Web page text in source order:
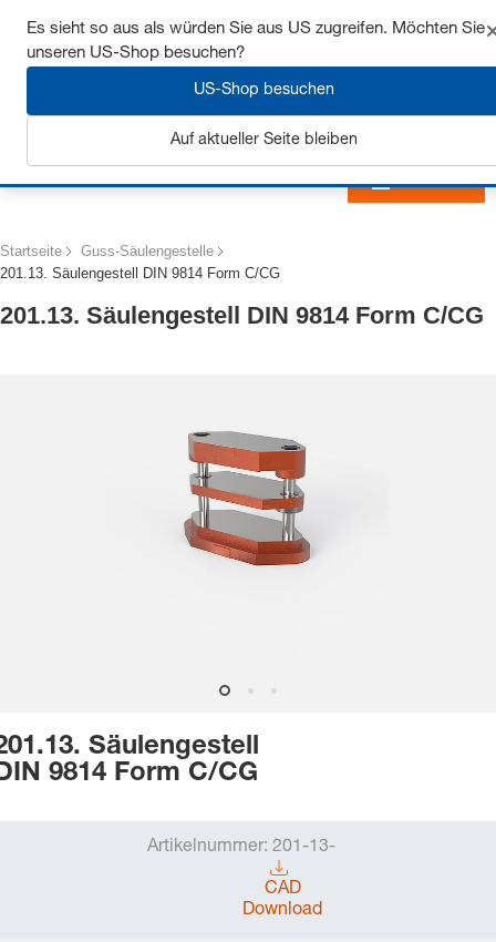
Sichern Sie sich bis zu 7% Rabatt - hier klicken um
mehr zu erfahren
Startseite
Guss-Säulengestelle
201.13. Säulengestell DIN 9814 Form C/CG
201.13. Säulengestell DIN 9814 Form C/CG
Säulengestell
9814 Form C/CG
Artikelnummer: 201-13-
CAD
Download
Es sieht so aus als würden Sie aus US zugreifen. Möchten Sie
unseren US-Shop besuchen?
US-Shop besuchen
Auf aktueller Seite bleiben